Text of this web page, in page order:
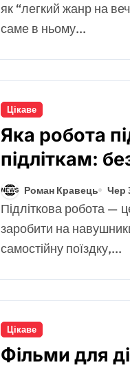
як “легкий жанр на
саме в ньому...
Цікаве
Яка робота
підліткам:
варіанти для
Роман Кравець Чер
Підліткова робота — це не просто спосіб
заробити на
самостійну поїздку,...
Цікаве
Фільми для